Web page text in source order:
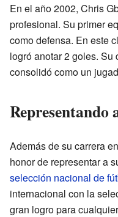
En el año 2002, Chris
profesional. Su primer
como defensa. En este
logró anotar 2 goles.
consolidó como un
Representando
Además de su carrera
honor de representar a
selección nacional de
internacional con la
gran logro para